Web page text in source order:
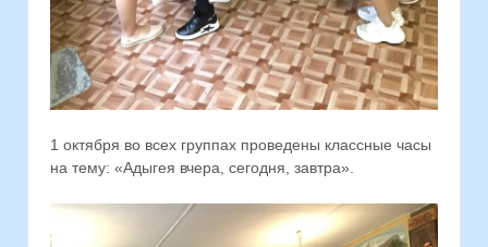
1 октября во всех группах проведены классные часы
на тему: «Адыгея вчера, сегодня, завтра».